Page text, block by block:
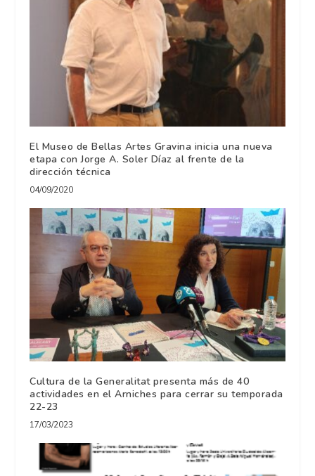
El Museo de Bellas Artes Gravina inicia una nueva
etapa con Jorge A. Soler Díaz al frente de la
dirección técnica
04/09/2020
Cultura de la Generalitat presenta más de 40
actividades en el Arniches para cerrar su temporada
22-23
17/03/2023